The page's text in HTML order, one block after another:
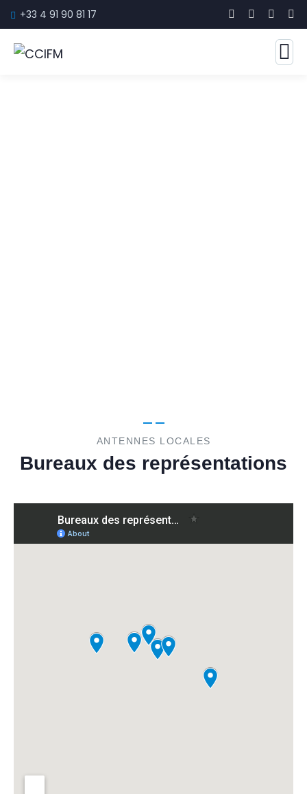
+33 4 91 90 81 17
ANTENNES LOCALES
Bureaux des représentations